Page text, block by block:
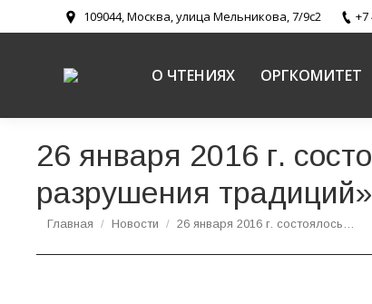
109044, Москва, улица Мельникова, 7/9с2 +7
О ЧТЕНИЯХ ОРГКОМИТЕТ
26 января 2016 г.
разрушения
Вы здесь:
Главная Новости 26 января 2016 г. состоялось…